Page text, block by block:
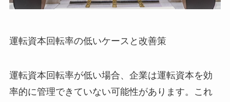
運転資本回転率の低いケースと改善策
運転資本回転率が低い場合、企業は運転資本を効
率的に管理できていない可能性があります。これ